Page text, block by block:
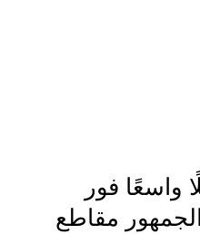
واسعًا فور
مقاطع